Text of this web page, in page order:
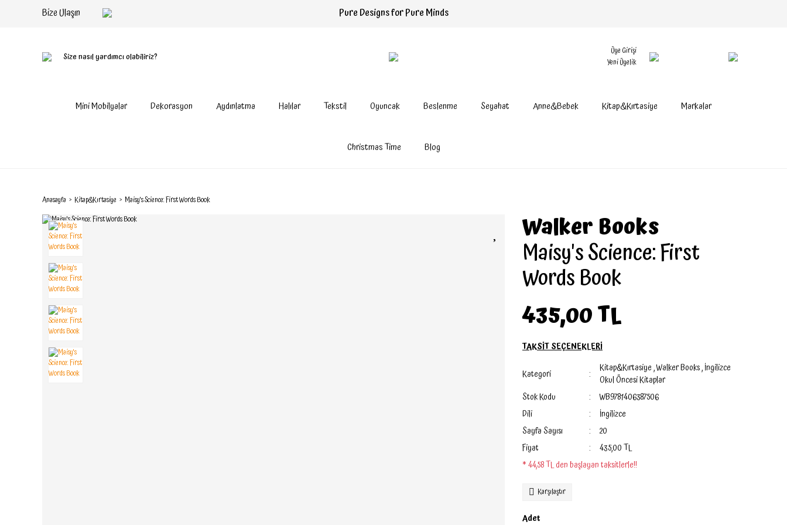
Bize Ulaşın Pure Designs for Pure Minds
Size nasıl yardımcı olabiliriz?
Üye Girişi
Yeni Üyelik
Mini Mobilyalar Dekorasyon Aydınlatma Halılar Tekstil Oyuncak Beslenme Seyahat Anne&Bebek Kitap&Kırtasiye Markalar
Christmas Time Blog
Anasayfa Kitap&Kırtasiye Maisy's Science: First Words Book
Walker Books
Maisy's Science: First
Words Book
435,00 TL
TAKSİT SEÇENEKLERİ
Kategori Kitap&Kırtasiye,Walker Books,İngilizce
Okul Öncesi Kitaplar
Stok Kodu
WB9781406387506
Dili
İngilizce
Sayfa Sayısı
20
Fiyat
435,00 TL
* 44,58 TL den başlayan taksitlerle!!
Karşılaştır
Adet